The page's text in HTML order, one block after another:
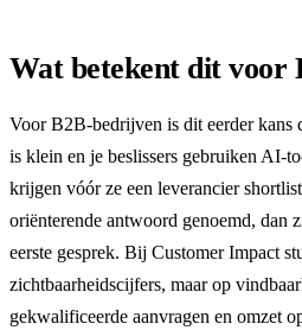
Wat betekent dit voor
Voor B2B-bedrijven is dit eerder kans
is klein en je beslissers gebruiken AI-
krijgen vóór ze een leverancier
oriënterende antwoord genoemd, dan
eerste gesprek. Bij Customer Impact
zichtbaarheidscijfers, maar op
gekwalificeerde aanvragen en omzet